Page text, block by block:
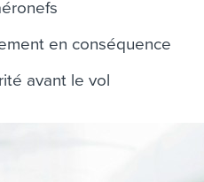
en conséquence
avant le vol